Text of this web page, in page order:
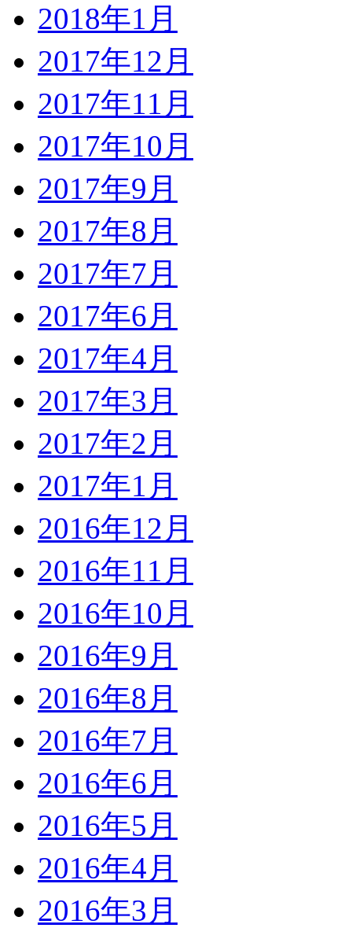
2018年1月
2017年12月
2017年11月
2017年10月
2017年9月
2017年8月
2017年7月
2017年6月
2017年4月
2017年3月
2017年2月
2017年1月
2016年12月
2016年11月
2016年10月
2016年9月
2016年8月
2016年7月
2016年6月
2016年5月
2016年4月
2016年3月